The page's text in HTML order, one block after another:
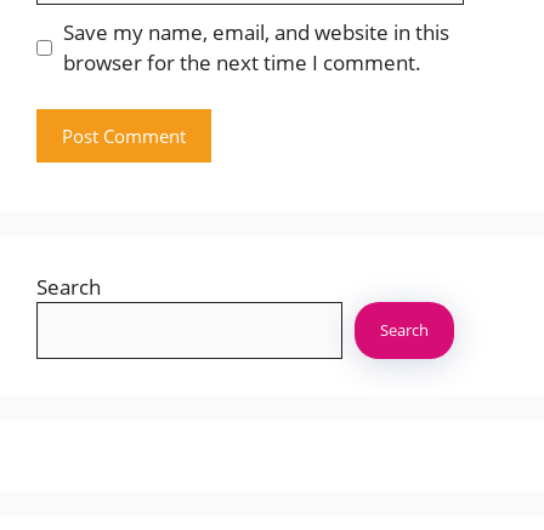
Save my name, email, and website in this
browser for the next time I comment.
Search
Search